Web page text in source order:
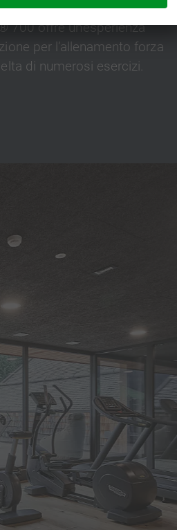
motivante, oltre ad attrezzi
700 offre un’esperienza
per l’allenamento forza
di numerosi esercizi.